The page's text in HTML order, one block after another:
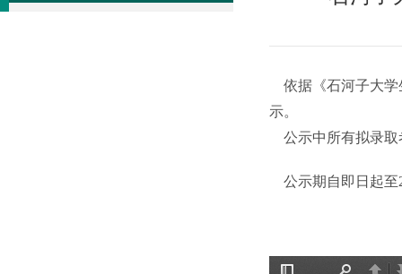
依据《石河子大学
示。
公示中所有拟录取
公示期自即日起至